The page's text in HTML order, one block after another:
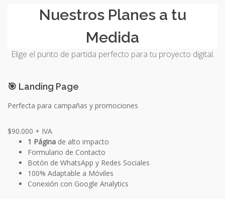
Nuestros Planes a tu
Medida
Elige el punto de partida perfecto para tu proyecto digital.
🎯 Landing Page
Perfecta para campañas y promociones
$90.000 + IVA
1 Página de alto impacto
Formulario de Contacto
Botón de WhatsApp y Redes Sociales
100% Adaptable a Móviles
Conexión con Google Analytics